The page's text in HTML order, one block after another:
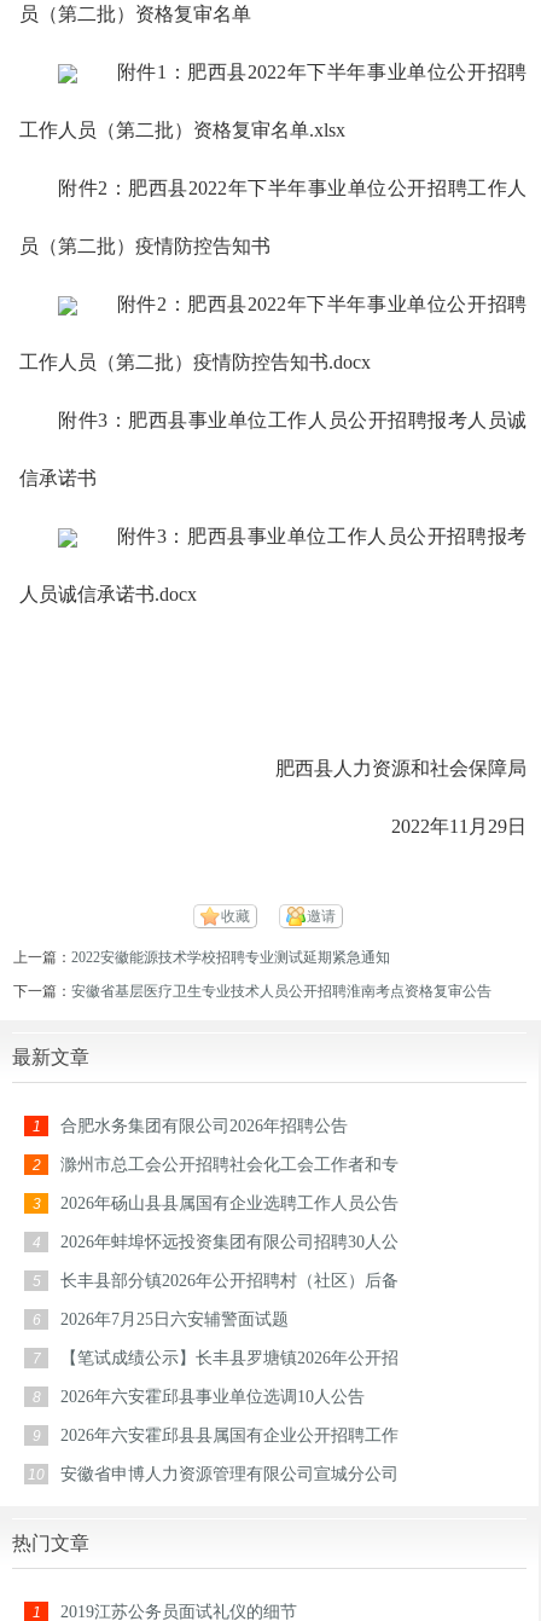
员（第二批）资格复审名单
附件1：肥西县2022年下半年事业单位公开招聘
工作人员（第二批）资格复审名单.xlsx
附件2：肥西县2022年下半年事业单位公开招聘工作人
员（第二批）疫情防控告知书
附件2：肥西县2022年下半年事业单位公开招聘
工作人员（第二批）疫情防控告知书.docx
附件3：肥西县事业单位工作人员公开招聘报考人员诚
信承诺书
附件3：肥西县事业单位工作人员公开招聘报考
人员诚信承诺书.docx
肥西县人力资源和社会保障局
2022年11月29日
收藏 邀请
上一篇：2022安徽能源技术学校招聘专业测试延期紧急通知
下一篇：安徽省基层医疗卫生专业技术人员公开招聘淮南考点资格复审公告
最新文章
1 合肥水务集团有限公司2026年招聘公告
2 滁州市总工会公开招聘社会化工会工作者和专
3 2026年砀山县县属国有企业选聘工作人员公告
4 2026年蚌埠怀远投资集团有限公司招聘30人公
5 长丰县部分镇2026年公开招聘村（社区）后备
6 2026年7月25日六安辅警面试题
7 【笔试成绩公示】长丰县罗塘镇2026年公开招
8 2026年六安霍邱县事业单位选调10人公告
9 2026年六安霍邱县县属国有企业公开招聘工作
10 安徽省申博人力资源管理有限公司宣城分公司
热门文章
1 2019江苏公务员面试礼仪的细节